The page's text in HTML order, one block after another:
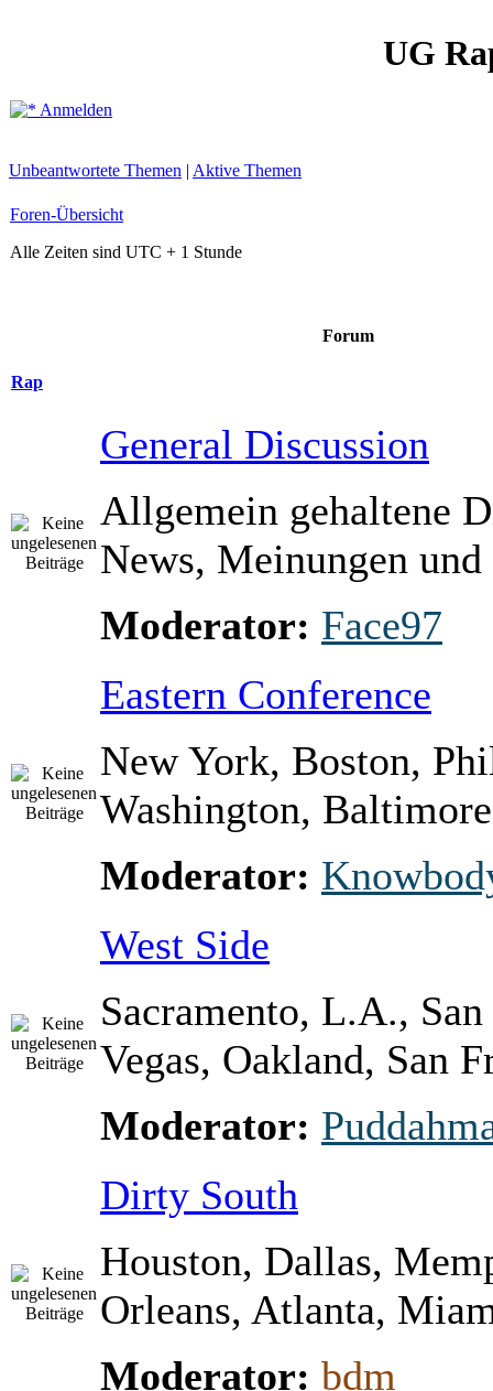
UG
Anmelden
Unbeantwortete Themen | Aktive Themen
Foren-Übersicht
Alle Zeiten sind UTC + 1 Stunde
Forum
Rap
General Discussion
Allgemein gehaltene
News, Meinungen und
Moderator: Face97
Eastern Conference
New York, Boston,
Washington,
Moderator:
West Side
Sacramento, L.A.,
Vegas, Oakland, San
Moderator:
Dirty South
Houston, Dallas,
Orleans, Atlanta,
Moderator: bdm